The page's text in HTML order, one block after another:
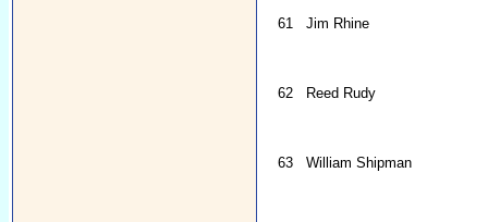
61 Jim Rhine
62 Reed Rudy
63 William Shipman